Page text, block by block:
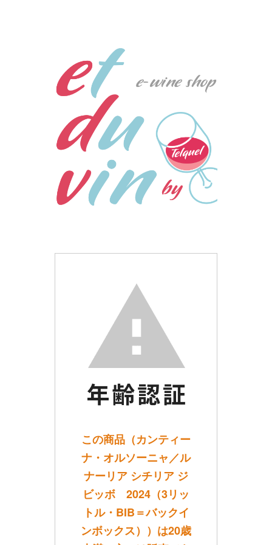
この商品（カンティー
ナ・オルソーニャ／ル
ナーリア シチリア ジ
ビッボ 2024（3リッ
トル・BIB＝バックイ
ンボックス））は20歳